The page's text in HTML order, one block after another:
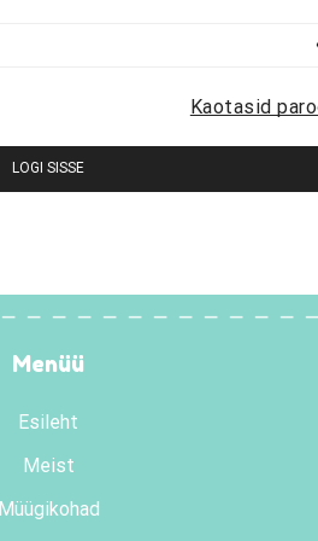
Kaotasid
LOGI SISSE
Menüü
Esileht
Meist
Müügikohad